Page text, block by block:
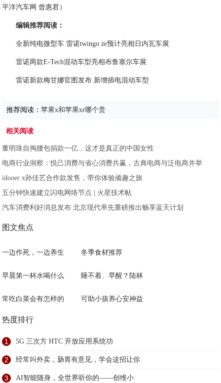
平洋汽车网 曾惠君）
编辑推荐阅读：
全新纯电微型车 雷诺twingo ze预计亮相日内瓦车展
雷诺两款E-Tech混动车型亮相布鲁塞尔车展
雷诺新款梅甘娜官图发布 新增插电混动车型
推荐阅读：苹果x和苹果xr哪个贵
相关阅读
董明珠自掏腰包捐款一亿，这才是真正的中国女性
电商行业洞察：悦己消费与省心消费共赢，古典电商与泛电商并举
idooer x孙佳艺合作款发售，带你体验顽趣之旅
五分钟快速建立闪电网络节点 | 火星技术帖
汽车消费利好消息发布 北京现代率先重磅推出畅享蓝天计划
图文焦点
一边作死，一边养生 冬季食材推荐
早晨第一杯水喝什么 睡不着、早醒？陆林
常吃白菜会有怎样的 可助小孩养心安神益
热度排行
1 5G 三次方 HTC 开放应用系统功
2 经常叫外卖，肠胃有意见，学会这招让你
3 AI智能随身，全世界听你的——创维小